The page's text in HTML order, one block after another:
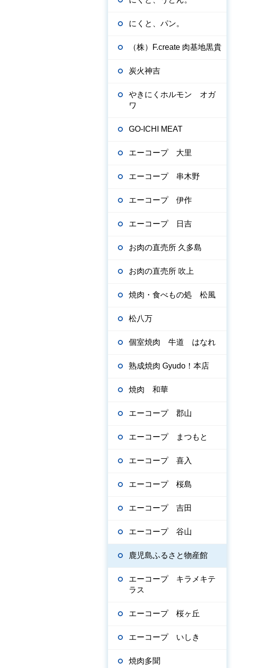
にくと、パン。
（株）F.create 肉基地黒貴
炭火神吉
やきにくホルモン オガ
ワ
GO-ICHI MEAT
エーコープ 大里
エーコープ 串木野
エーコープ 伊作
エーコープ 日吉
お肉の直売所 久多島
お肉の直売所 吹上
焼肉・食べもの処 松風
松八万
個室焼肉 牛道 はなれ
熟成焼肉 Gyudo！本店
焼肉 和華
エーコープ 郡山
エーコープ まつもと
エーコープ 喜入
エーコープ 桜島
エーコープ 吉田
エーコープ 谷山
鹿児島ふるさと物産館
エーコープ キラメキテ
ラス
エーコープ 桜ヶ丘
エーコープ いしき
焼肉多聞